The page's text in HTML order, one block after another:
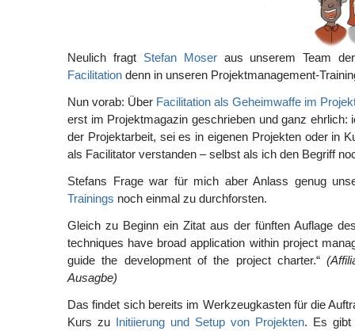
Neulich fragt Stefan Moseraus unserem Team
Facilitation denn in unseren Projektmanagement-
Nun vorab: Über Facilitation als Geheimwaffe im
erst im Projektmagazin geschrieben und ganz ehrlich:
der Projektarbeit, sei es in eigenen Projekten oder in
als Facilitator verstanden – selbst als ich den Begriff
Stefans Frage war für mich aber Anlass genug
Trainings noch einmal zu durchforsten.
Gleich zu Beginn ein Zitat aus der fünften Auflage
techniques have broad application within project
guide the development of the project charter.“
Ausagbe)
Das findet sich bereits im Werkzeugkasten für die
Kurs zu Initiierung und Setup von Projekten. Es gibt